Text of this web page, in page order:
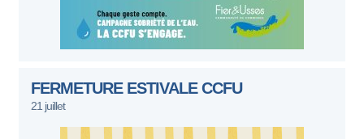
FERMETURE ESTIVALE CCFU
21 juillet